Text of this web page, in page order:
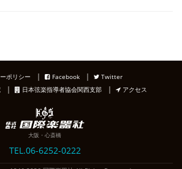
ポリシー ｜ Facebook ｜
Twitter
｜ 日本弦楽指導者協会関西支部 ｜ アクセス
大阪・心斎橋
TEL.06-6252-0222